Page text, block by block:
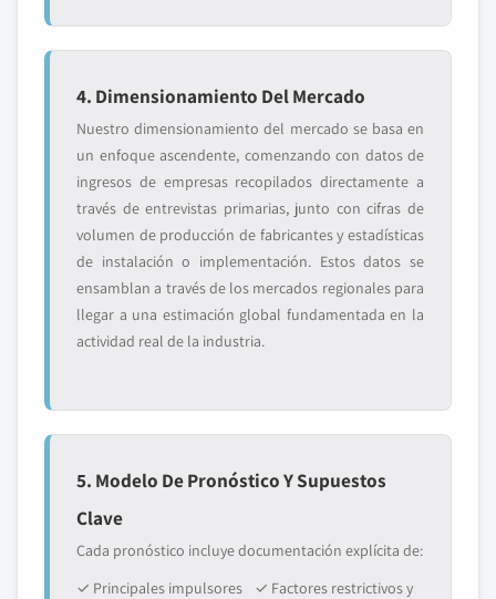
4. Dimensionamiento Del Mercado
Nuestro dimensionamiento del mercado se basa en
un enfoque ascendente, comenzando con datos de
ingresos de empresas recopilados directamente a
través de entrevistas primarias, junto con cifras de
volumen de producción de fabricantes y estadísticas
de instalación o implementación. Estos datos se
ensamblan a través de los mercados regionales para
llegar a una estimación global fundamentada en la
actividad real de la industria.
5. Modelo De Pronóstico Y Supuestos
Clave
Cada pronóstico incluye documentación explícita de:
✓ Principales impulsores
✓ Factores restrictivos y